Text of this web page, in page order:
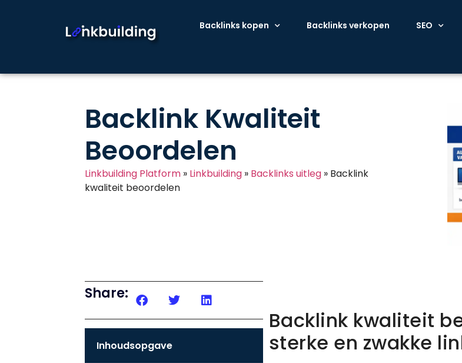
Backlinks kopen Backlinks verkopen SEO
Backlink Kwaliteit
Beoordelen
Linkbuilding Platform » Linkbuilding » Backlinks uitleg » Backlink
kwaliteit beoordelen
Share:
Inhoudsopgave
Backlink kwaliteit
sterke en zwakke